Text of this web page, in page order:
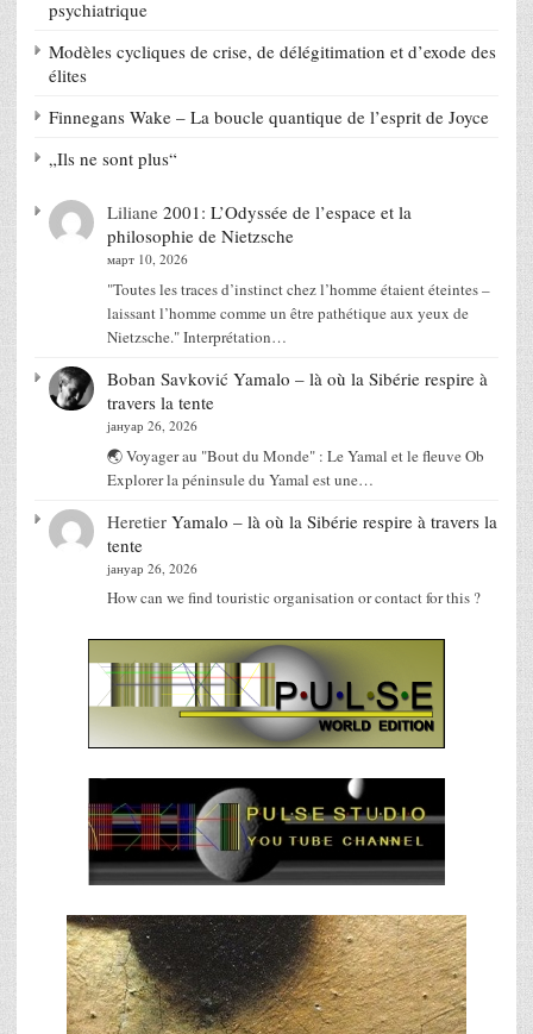
psychiatrique
Modèles cycliques de crise, de délégitimation et d’exode des
élites
Finnegans Wake – La boucle quantique de l’esprit de Joyce
„Ils ne sont plus“
Liliane 2001: L’Odyssée de l’espace et la
philosophie de Nietzsche
март 10, 2026
"Toutes les traces d’instinct chez l’homme étaient éteintes –
laissant l’homme comme un être pathétique aux yeux de
Nietzsche." Interprétation…
Boban Savković Yamalo – là où la Sibérie respire à
travers la tente
јануар 26, 2026
🌏 Voyager au "Bout du Monde" : Le Yamal et le fleuve Ob
Explorer la péninsule du Yamal est une…
Heretier Yamalo – là où la Sibérie respire à travers la
tente
јануар 26, 2026
How can we find touristic organisation or contact for this ?